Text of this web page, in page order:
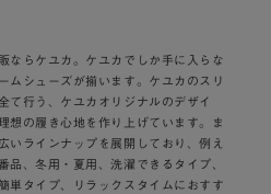
ならケユカ。ケユカでしか手に入らな
ムシューズが揃います。ケユカのスリ
て行う、ケユカオリジナルのデザイ
想の履き心地を作り上げています。ま
いラインナップを展開しており、例え
品、冬用・夏用、洗濯できるタイプ、
単タイプ、リラックスタイムにおすす